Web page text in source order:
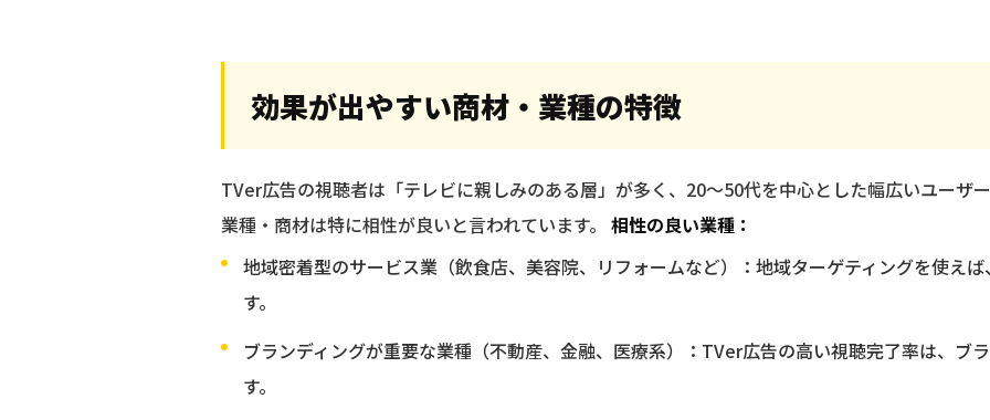
効果が出やすい商材・業種の特徴
TVer広告の視聴者は「テレビに親しみのある層」が多く、20〜50代を中心とした幅広いユーザ
業種・商材は特に相性が良いと言われています。 相性の良い業種：
地域密着型のサービス業（飲食店、美容院、リフォームなど）：地域ターゲティングを使え
す。
ブランディングが重要な業種（不動産、金融、医療系）：TVer広告の高い視聴完了率は、ブ
す。